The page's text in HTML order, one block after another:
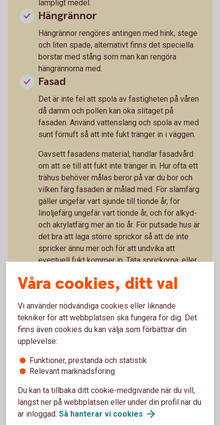
lämpligt medel.
Hängrännor
Hängrännor rengöres antingen med hink, stege
och liten spade, alternativt finns det speciella
borstar med stång som man kan rengöra
hängrännorna med.
Fasad
Det är inte fel att spola av fastigheten på våren
då damm och pollen kan öka slitaget på
fasaden. Använd vattenslang och spola av med
sunt förnuft så att inte fukt tränger in i väggen.
Oavsett fasadens material, handlar fasadvård
om att se till att fukt inte tränger in. Hur ofta ett
trähus behöver målas beror på var du bor och
vilken färg fasaden är målad med. För slamfärg
gäller ungefär vart sjunde till tionde år, för
linoljefärg ungefär vart tionde år, och för alkyd-
och akrylatfärg mer än tio år. För putsade hus är
det bra att laga större sprickor så att de inte
spricker ännu mer och för att undvika att
eventuell fukt kommer in. Täta sprickorna, eller
över regelbundet för att upptäcka eventuella
om teglet går sönder kan det bli fråga om
ganska omfattande renovering. Vanligast är
skador runt fönster och dörrar.
Uteplats
Se över uteplatser och tvätta rent. Behandla din
altan med lämplig träolja eller den
behandlingsmetod du valt.
Tätning
Vår och sommar är en bra tid att montera
Våra cookies, ditt val
Vi använder nödvändiga cookies eller liknande
tekniker för att webbplatsen ska fungera för dig. Det
finns även cookies du kan välja som förbättrar din
upplevelse:
Funktioner, prestanda och statistik
Relevant marknadsföring
Du kan ta tillbaka ditt cookie-medgivande när du vill,
längst ner på webbplatsen eller under din profil när du
är inloggad. Så hanterar vi cookies